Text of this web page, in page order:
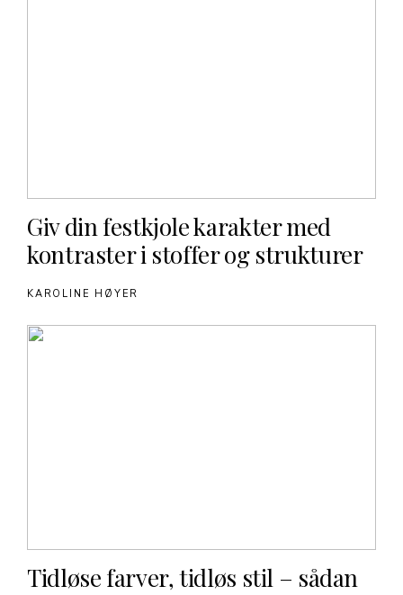
Giv din festkjole karakter med
kontraster i stoffer og strukturer
KAROLINE HØYER
Tidløse farver, tidløs stil – sådan